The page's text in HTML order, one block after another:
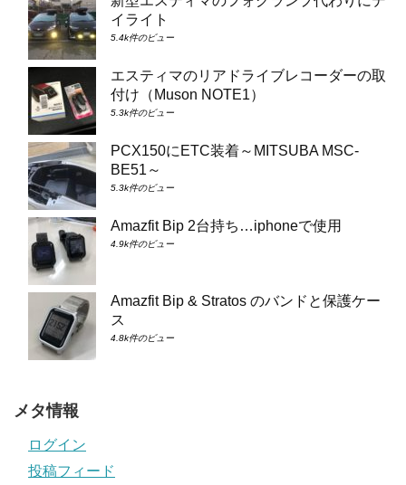
イライト
5.4k件のビュー
エスティマのリアドライブレコーダーの取
付け（Muson NOTE1）
5.3k件のビュー
PCX150にETC装着～MITSUBA MSC-
BE51～
5.3k件のビュー
Amazfit Bip 2台持ち…iphoneで使用
4.9k件のビュー
Amazfit Bip & Stratos のバンドと保護ケー
ス
4.8k件のビュー
メタ情報
ログイン
投稿フィード